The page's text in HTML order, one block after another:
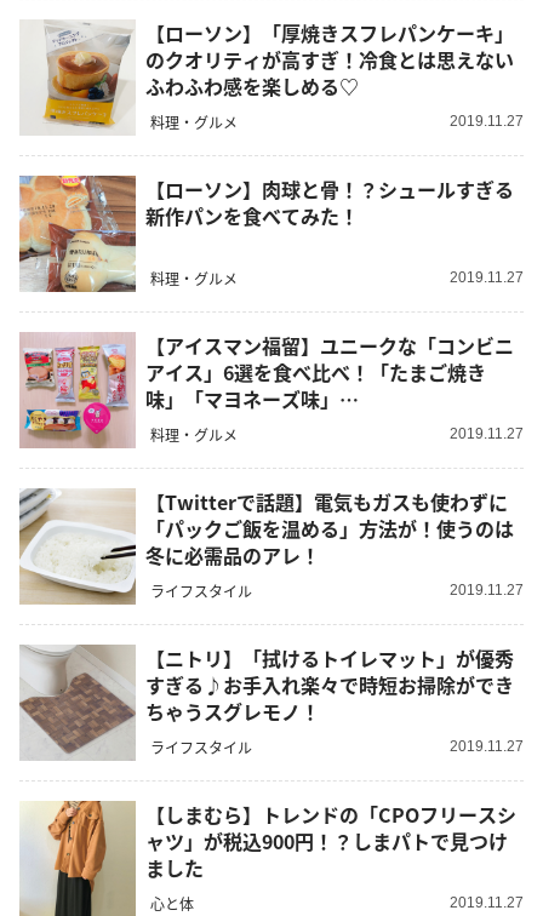
【ローソン】「厚焼きスフレパンケーキ」
のクオリティが高すぎ！冷食とは思えない
ふわふわ感を楽しめる♡
料理・グルメ 2019.11.27
【ローソン】肉球と骨！？シュールすぎる
新作パンを食べてみた！
料理・グルメ 2019.11.27
【アイスマン福留】ユニークな「コンビニ
アイス」6選を食べ比べ！「たまご焼き
味」「マヨネーズ味」…
料理・グルメ 2019.11.27
【Twitterで話題】電気もガスも使わずに
「パックご飯を温める」方法が！使うのは
冬に必需品のアレ！
ライフスタイル 2019.11.27
【ニトリ】「拭けるトイレマット」が優秀
すぎる♪お手入れ楽々で時短お掃除ができ
ちゃうスグレモノ！
ライフスタイル 2019.11.27
【しまむら】トレンドの「CPOフリースシ
ャツ」が税込900円！？しまパトで見つけ
ました
心と体 2019.11.27